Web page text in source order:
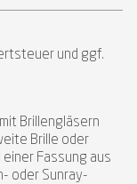
und ggf.
Brillengläsern
Brille oder
Fassung aus
oder Sunray-